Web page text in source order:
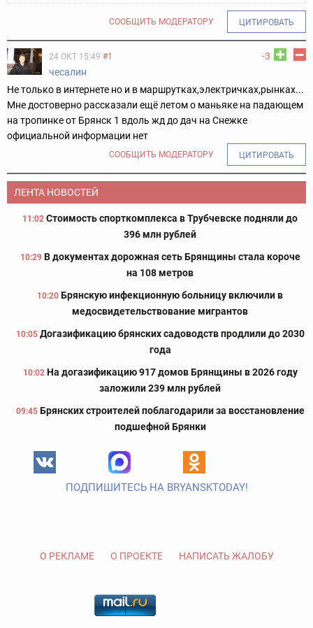
СООБЩИТЬ МОДЕРАТОРУ ЦИТИРОВАТЬ
-3
24 ОКТ 15:49 #1
чесалин
Не только в интернете но и в маршрутках,электричках,рынках...
Мне достоверно рассказали ещё летом о маньяке на падающем
на тропинке от Брянск 1 вдоль жд до дач на Снежке
официальной информации нет
СООБЩИТЬ МОДЕРАТОРУ ЦИТИРОВАТЬ
ЛЕНТА НОВОСТЕЙ
11:02 Стоимость спорткомплекса в Трубчевске подняли до
396 млн рублей
10:29 В документах дорожная сеть Брянщины стала короче
на 108 метров
10:20 Брянскую инфекционную больницу включили в
медосвидетельствование мигрантов
10:05 Догазификацию брянских садоводств продлили до 2030
года
10:02 На догазификацию 917 домов Брянщины в 2026 году
заложили 239 млн рублей
09:45 Брянских строителей поблагодарили за восстановление
подшефной Брянки
ПОДПИШИТЕСЬ НА BRYANSKTODAY!
О РЕКЛАМЕ О ПРОЕКТЕ НАПИСАТЬ ЖАЛОБУ